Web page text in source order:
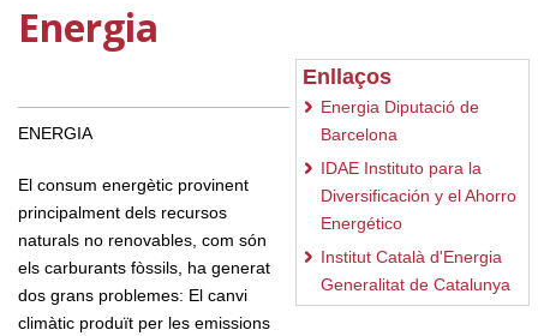
Energia
Enllaços
Energia Diputació de
Barcelona
IDAE Instituto para la
Diversificación y el Ahorro
Energético
Institut Català d'Energia
Generalitat de Catalunya
ENERGIA
El consum energètic provinent
principalment dels recursos
naturals no renovables, com són
els carburants fòssils, ha generat
dos grans problemes: El canvi
climàtic produït per les emissions